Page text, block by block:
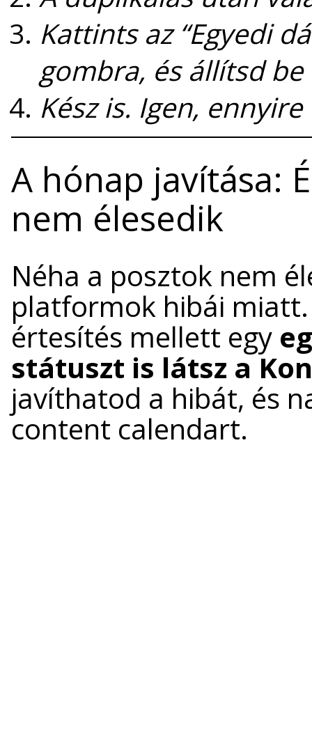
Kattints az “Egyedi
gombra, és állítsd
Kész is. Igen,
A hónap javítása:
nem élesedik
Néha a posztok nem
platformok hibái
értesítés mellett egy
státuszt is látsz a
javíthatod a hibát, és
content calendart.